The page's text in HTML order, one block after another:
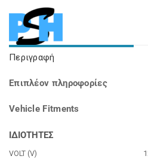
Περιγραφή
Επιπλέον πληροφορίες
Vehicle Fitments
ΙΔΙΟΤΗΤΕΣ
VOLT (V)